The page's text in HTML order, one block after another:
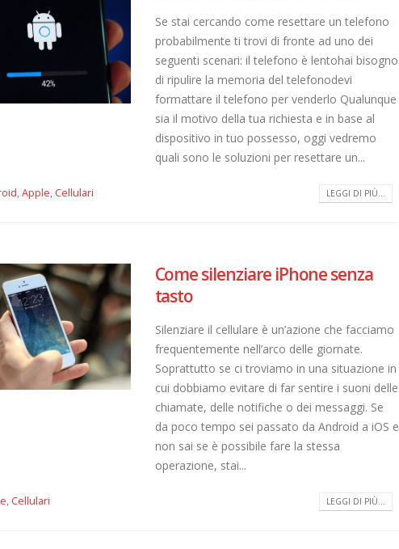
Se stai cercando come resettare un telefono
probabilmente ti trovi di fronte ad uno dei
seguenti scenari: il telefono è lentohai bisogno
di ripulire la memoria del telefonodevi
formattare il telefono per venderlo Qualunque
sia il motivo della tua richiesta e in base al
dispositivo in tuo possesso, oggi vedremo
quali sono le soluzioni per resettare un...
,Apple, Cellulari LEGGI DI PIÙ...
Come silenziare iPhone senza
tasto
Silenziare il cellulare è un’azione che facciamo
frequentemente nell’arco delle giornate.
Soprattutto se ci troviamo in una situazione in
cui dobbiamo evitare di far sentire i suoni delle
chiamate, delle notifiche o dei messaggi. Se
da poco tempo sei passato da Android a iOS e
non sai se è possibile fare la stessa
operazione, stai...
, Cellulari LEGGI DI PIÙ...